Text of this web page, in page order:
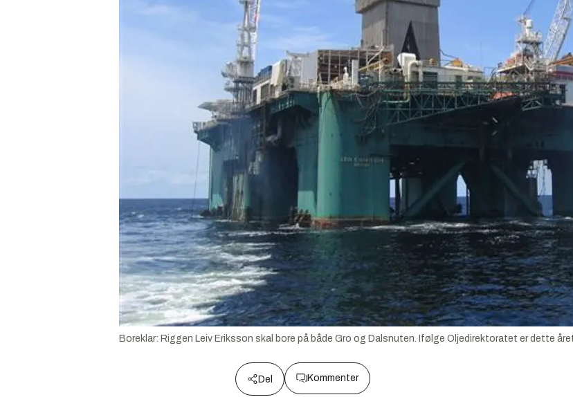
Boreklar: Riggen Leiv Eriksson skal bore på både Gro og Dalsnuten. Ifølge Oljedirektoratet er dette
Del Kommenter